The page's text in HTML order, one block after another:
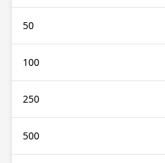
50
100
250
500